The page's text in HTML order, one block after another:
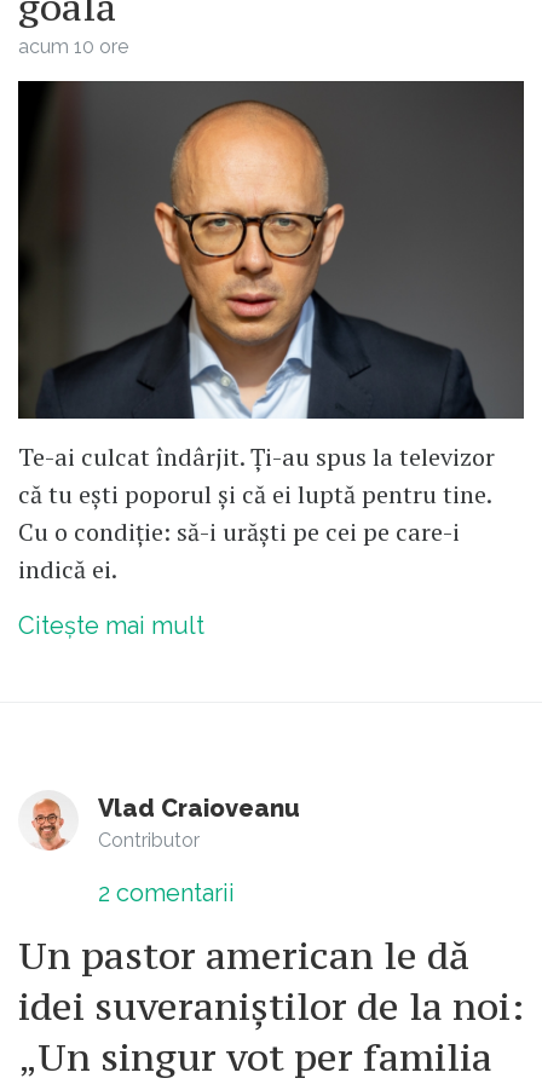
acum 10 ore
Te-ai culcat îndârjit. Ți-au spus la televizor
că tu ești poporul și că ei luptă pentru tine.
Cu o condiție: să-i urăști pe cei pe care-i
indică ei.
Citește mai mult
Vlad Craioveanu
Contributor
2 comentarii
Un pastor american le dă
idei suveraniștilor de la noi:
„Un singur vot per familia